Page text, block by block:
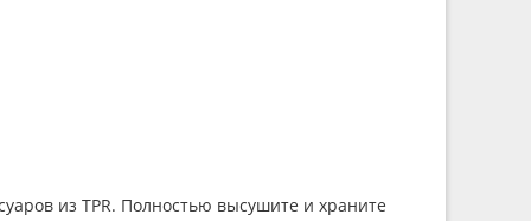
из TPR. Полностью высушите и храните